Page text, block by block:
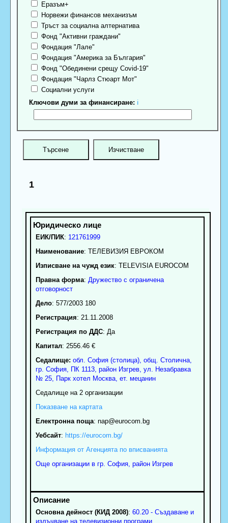
Еразъм+
Норвежи финансов механизъм
Тръст за социална алтернатива
Фонд "Активни граждани"
Фондация "Лале"
Фондация "Америка за България"
Фонд "Обединени срещу Covid-19"
Фондация "Чарлз Стюарт Мот"
Социални услуги
Ключови думи за финансиране: ℹ
1
ЕИК/ПИК: 121761999
Наименование: ТЕЛЕВИЗИЯ ЕВРОКОМ
Изписване на чужд език: TELEVISIA EUROCOM
Правна форма: Дружество с ограничена
отговорност
Дело: 577/2003 180
Регистрация: 21.11.2008
Регистрация по ДДС: Да
Капитал: 2556.46 €
Седалище: обл. София (столица), общ. Столична,
гр. София, ПК 1113, район Изгрев, ул. Незабравка
№ 25, Парк хотел Москва, ет. мецанин
Седалище на 2 организации
Показване на картата
Електронна поща: nap@eurocom.bg
Уебсайт: https://eurocom.bg/
Информация от Агенцията по вписванията
Още организации в гр. София, район Изгрев
Основна дейност (КИД 2008): 60.20 - Създаване и
излъчване на телевизионни програми